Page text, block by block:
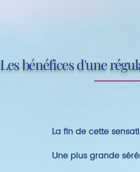
Les bénéfices d'une
La fin de cette
Une plus grande